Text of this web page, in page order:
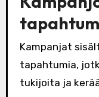
Kampanjat
tapahtumia,
tukijoita ja